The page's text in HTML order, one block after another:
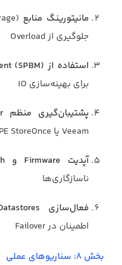
مانیتورینگ منابع
جلوگیری از Overload
استفاده از Storage Policy-Based Management (SPBM)
برای بهینه‌سازی IO
پشتیبان‌گیری منظم vCenter و VMها
Veeam یا HPE StoreOnce
آپدیت Firmware و Patch سرورها
ناسازگاری‌ها
فعال‌سازی HA Heartbeat Datastores
اطمینان در Failover
بخش ۸: سناریوهای عملی